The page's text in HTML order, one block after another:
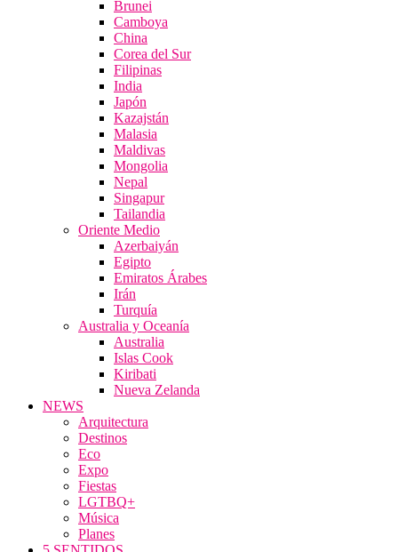
Brunei
Camboya
China
Corea del Sur
Filipinas
India
Japón
Kazajstán
Malasia
Maldivas
Mongolia
Nepal
Singapur
Tailandia
Oriente Medio
Azerbaiyán
Egipto
Emiratos Árabes
Irán
Turquía
Australia y Oceanía
Australia
Islas Cook
Kiribati
Nueva Zelanda
NEWS
Arquitectura
Destinos
Eco
Expo
Fiestas
LGTBQ+
Música
Planes